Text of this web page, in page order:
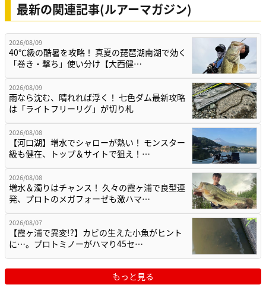
最新の関連記事(ルアーマガジン)
2026/08/09
40℃級の酷暑を攻略！ 真夏の琵琶湖南湖で効く
「巻き・撃ち」使い分け【大西健…
2026/08/09
雨なら沈む、晴れれば浮く！ 七色ダム最新攻略
は「ライトフリーリグ」が切り札
2026/08/08
【河口湖】増水でシャローが熱い！ モンスター
級も健在、トップ＆サイトで狙え！…
2026/08/08
増水＆濁りはチャンス！ 久々の霞ヶ浦で良型連
発、プロトのメガフォーゼも激ハマ…
2026/08/07
【霞ヶ浦で異変!?】カビの生えた小魚がヒント
に…。プロトミノーがハマり45セ…
もっと見る